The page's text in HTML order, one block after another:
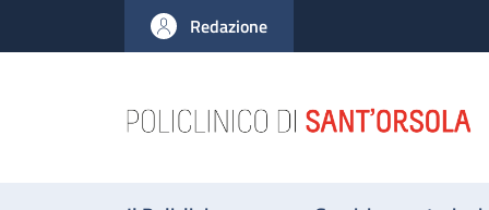
al contenuto principale
to footer content
Redazione